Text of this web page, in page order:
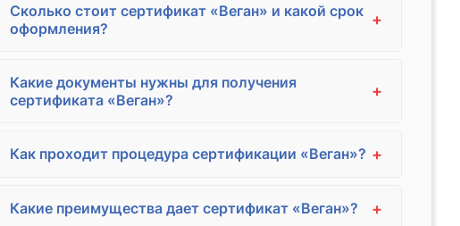
Сколько стоит сертификат «Веган» и какой срок
оформления?
+
Какие документы нужны для получения
сертификата «Веган»?
+
Как проходит процедура сертификации «Веган»? +
Какие преимущества дает сертификат «Веган»? +